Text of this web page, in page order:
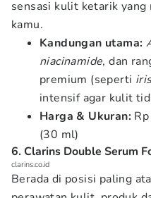
sensasi kulit ketarik yang
kamu.
Kandungan utama:
niacinamide, dan
premium (seperti
intensif agar kulit
Harga & Ukuran:
(30 ml)
6. Clarins Double Serum
clarins.co.id
Berada di posisi paling